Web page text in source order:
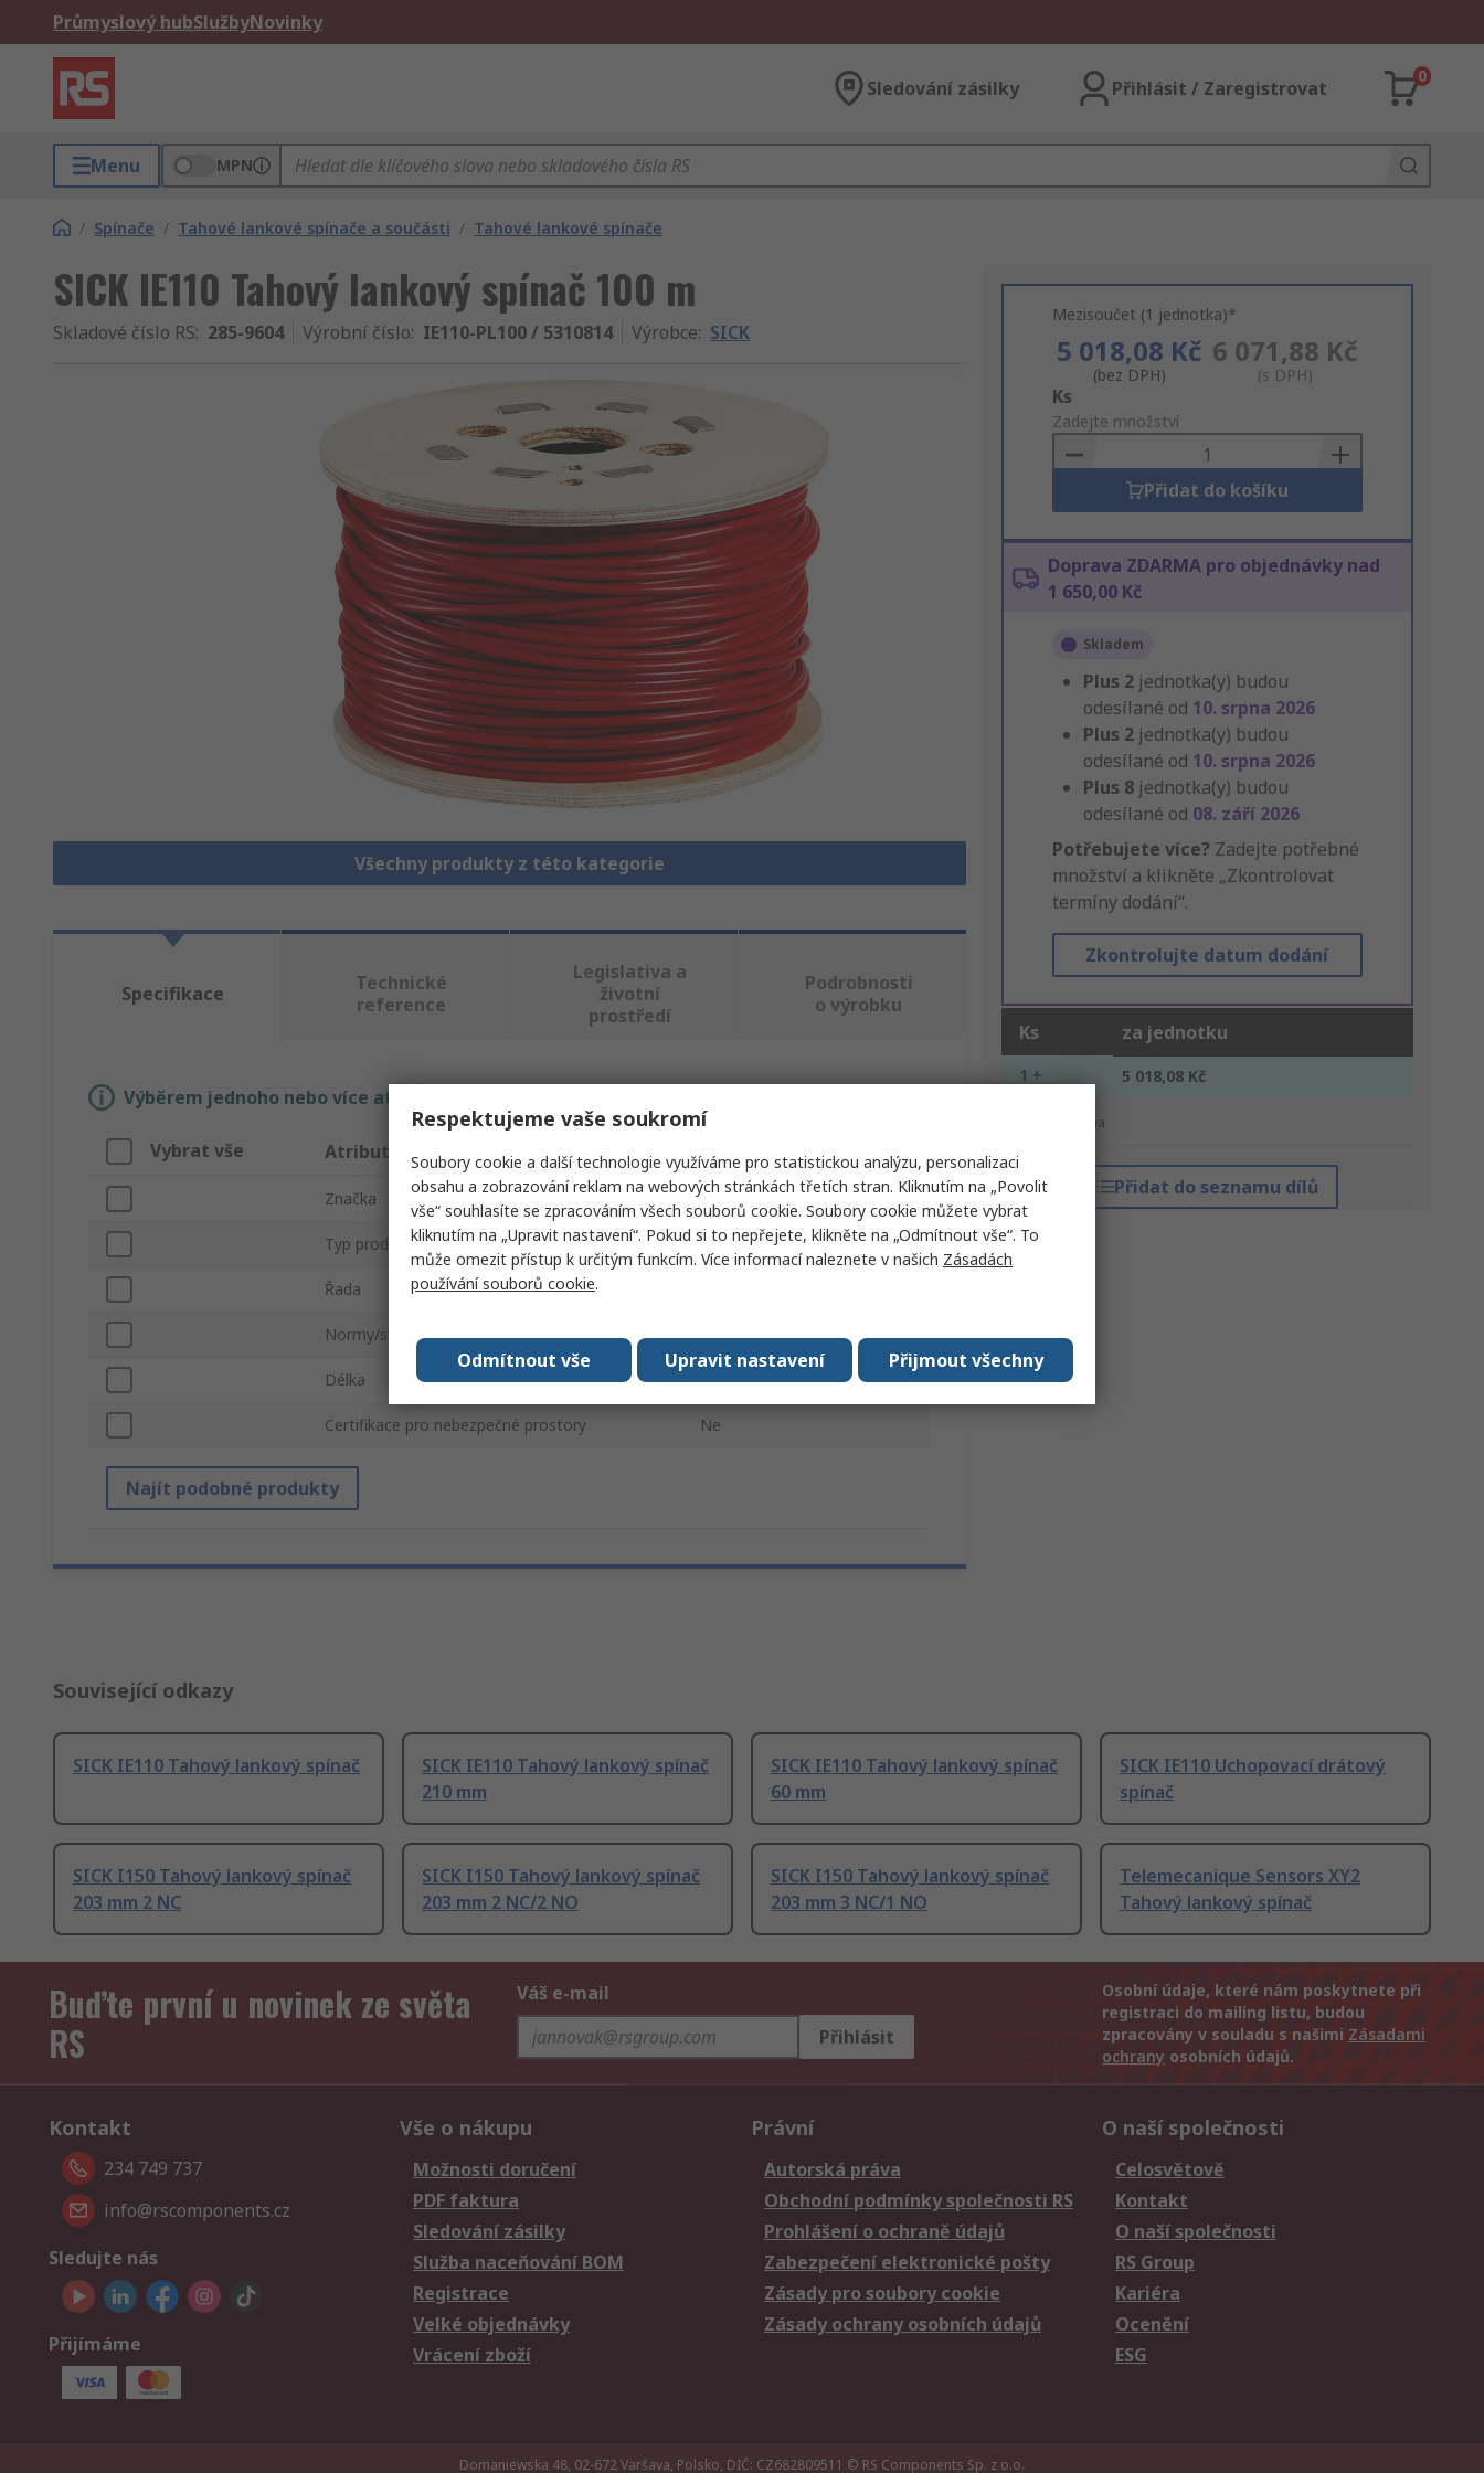
Průmyslový hubSlužbyNovinky
Sledování zásilky Přihlásit / Zaregistrovat
0
Menu MPN
/ Spínače / Tahové lankové spínače a součásti / Tahové lankové spínače
SICK IE110 Tahový lankový spínač 100 m
Skladové číslo RS: 285-9604 Výrobní číslo: IE110-PL100 / 5310814 Výrobce: SICK
Všechny produkty z této kategorie
Mezisoučet (1 jednotka)*
5 018,08 Kč
(bez DPH)
6 071,88 Kč
(s DPH)
Add
to
Basket
Ks
Zadejte množství
Přidat do košíku
Doprava ZDARMA pro objednávky nad
1 650,00 Kč
Skladem
Plus 2 jednotka(y) budou
odesílané od 10. srpna 2026
Plus 2 jednotka(y) budou
odesílané od 10. srpna 2026
Plus 8 jednotka(y) budou
odesílané od 08. září 2026
Potřebujete více? Zadejte potřebné
množství a klikněte „Zkontrolovat
termíny dodání“.
Zkontrolujte datum dodání
Ks za jednotku
1 + 5 018,08 Kč
*orientační cena
Přidat do seznamu dílů
Specifikace
Technické
reference
Legislativa a
životní
prostředí
Podrobnosti
o výrobku
Výběrem jednoho nebo více atributů si najděte podobné produkty.
Vybrat vše Atribut Hodnota
Značka SICK
Typ produktu Tahový lankový spínač
Řada
Normy/schválení No
Délka 100m
Certifikace pro nebezpečné prostory Ne
Najít podobné produkty
Související odkazy
SICK IE110 Tahový lankový spínač
SICK IE110 Tahový lankový spínač
210 mm
SICK IE110 Tahový lankový spínač
60 mm
SICK IE110 Uchopovací drátový
spínač
SICK I150 Tahový lankový spínač
203 mm 2 NC
SICK I150 Tahový lankový spínač
203 mm 2 NC/2 NO
SICK I150 Tahový lankový spínač
203 mm 3 NC/1 NO
Telemecanique Sensors XY2
Tahový lankový spínač
Buďte první u novinek ze světa
RS
Váš e-mail
Přihlásit
Osobní údaje, které nám poskytnete při
registraci do mailing listu, budou
zpracovány v souladu s našimi Zásadami
ochrany osobních údajů.
Kontakt
234 749 737
info@rscomponents.cz
Sledujte nás
Přijímáme
Vše o nákupu
Možnosti doručení
PDF faktura
Sledování zásilky
Služba naceňování BOM
Registrace
Velké objednávky
Vrácení zboží
Právní
Autorská práva
Obchodní podmínky společnosti RS
Prohlášení o ochraně údajů
Zabezpečení elektronické pošty
Zásady pro soubory cookie
Zásady ochrany osobních údajů
O naší společnosti
Celosvětově
Kontakt
O naší společnosti
RS Group
Kariéra
Ocenění
ESG
Domaniewska 48, 02-672 Varšava, Polsko, DIČ: CZ682809511 © RS Components Sp. z o.o.
Respektujeme vaše soukromí
Soubory cookie a další technologie využíváme pro statistickou analýzu, personalizaci
obsahu a zobrazování reklam na webových stránkách třetích stran. Kliknutím na „Povolit
vše“ souhlasíte se zpracováním všech souborů cookie. Soubory cookie můžete vybrat
kliknutím na „Upravit nastavení“. Pokud si to nepřejete, klikněte na „Odmítnout vše“. To
může omezit přístup k určitým funkcím. Více informací naleznete v našich Zásadách
používání souborů cookie.
Přijmout všechny
Upravit nastavení
Odmítnout vše